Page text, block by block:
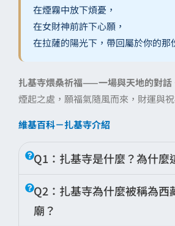
在煙霧中放下煩憂，
在女財神前許下心願，
在拉薩的陽光下，帶回屬於你的那
扎基寺煨桑祈福——一場與天地的對話
煙起之處，願福氣隨風而來，財運與祝
維基百科－扎基寺介紹
Q1：扎基寺是什麼？為什麼
A：扎基寺位於西藏拉薩城北
唯一一座以財神為主祀的佛寺
神「扎基拉姆」，信徒相信她賞
Q2：扎基寺為什麼被稱為西
廟？